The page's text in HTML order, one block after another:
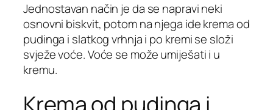
Jednostavan način je da se napravi neki
osnovni biskvit, potom na njega ide krema od
pudinga i slatkog vrhnja i po kremi se složi
svježe voće. Voće se može umiješati i u
kremu.